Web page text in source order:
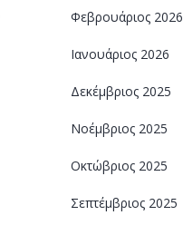
Φεβρουάριος 2026
Ιανουάριος 2026
Δεκέμβριος 2025
Νοέμβριος 2025
Οκτώβριος 2025
Σεπτέμβριος 2025